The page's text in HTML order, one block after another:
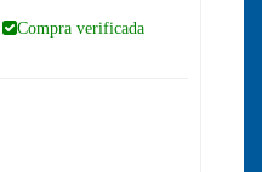
Compra verificada